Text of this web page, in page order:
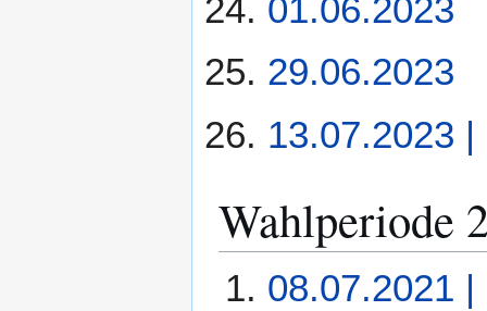
01.06.2023
29.06.2023
13.07.2023
Wahlperiode
08.07.2021